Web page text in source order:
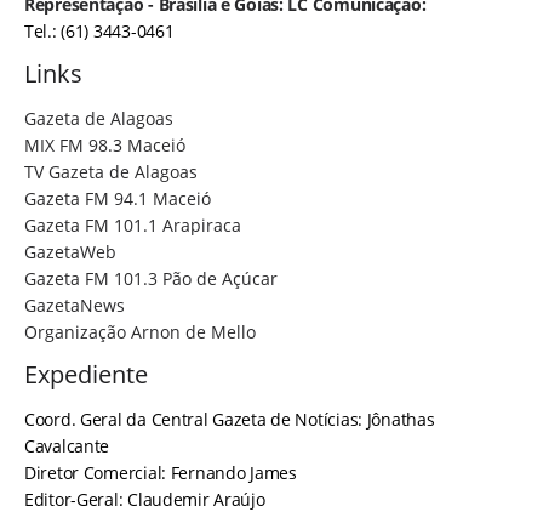
Tel.: (61) 3443-0461
Links
Gazeta de Alagoas
MIX FM 98.3 Maceió
TV Gazeta de Alagoas
Gazeta FM 94.1 Maceió
Gazeta FM 101.1 Arapiraca
GazetaWeb
Gazeta FM 101.3 Pão de Açúcar
GazetaNews
Organização Arnon de Mello
Expediente
Coord. Geral da Central Gazeta de Notícias: Jônathas
Cavalcante
Diretor Comercial: Fernando James
Editor-Geral: Claudemir Araújo